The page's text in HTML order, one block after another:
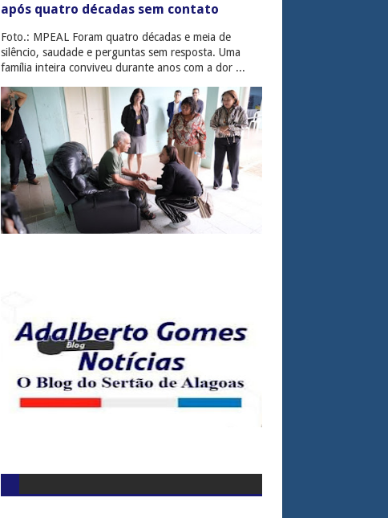
após quatro décadas sem contato
Foto.: MPEAL Foram quatro décadas e meia de
silêncio, saudade e perguntas sem resposta. Uma
família inteira conviveu durante anos com a dor ...